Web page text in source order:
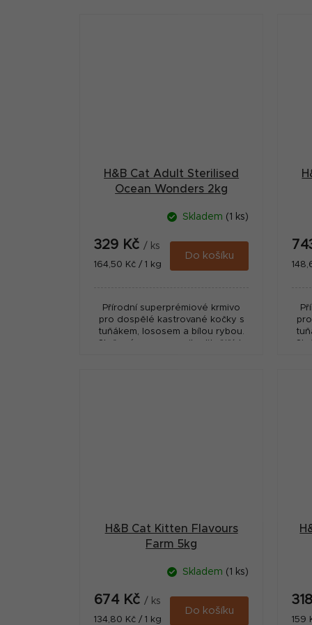
H&B Cat Adult Sterilised
Ocean Wonders 2kg
Skladem (1 ks)
329 Kč / ks
Měrná
164,50 Kč / 1 kg
Do košíku
Přírodní superprémiové krmivo
pro dospělé kastrované kočky s
tuňákem, lososem a bílou rybou.
Složené pouze z nejkvalitnějších
H&B Cat Kitten Flavours
Farm 5kg
Skladem (1 ks)
674 Kč / ks
Měrná
134,80 Kč / 1 kg
Do košíku
159